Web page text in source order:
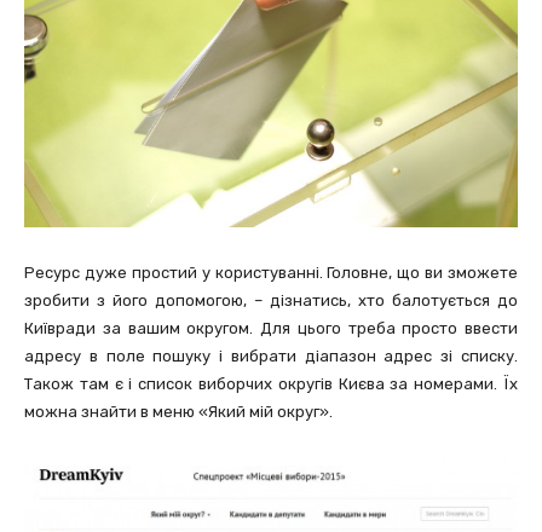
Ресурс дуже простий у користуванні. Головне, що ви зможете
зробити з його допомогою, – дізнатись, хто балотується до
Київради за вашим округом. Для цього треба просто ввести
адресу в поле пошуку і вибрати діапазон адрес зі списку.
Також там є і список виборчих округів Києва за номерами. Їх
можна знайти в меню «Який мій округ».